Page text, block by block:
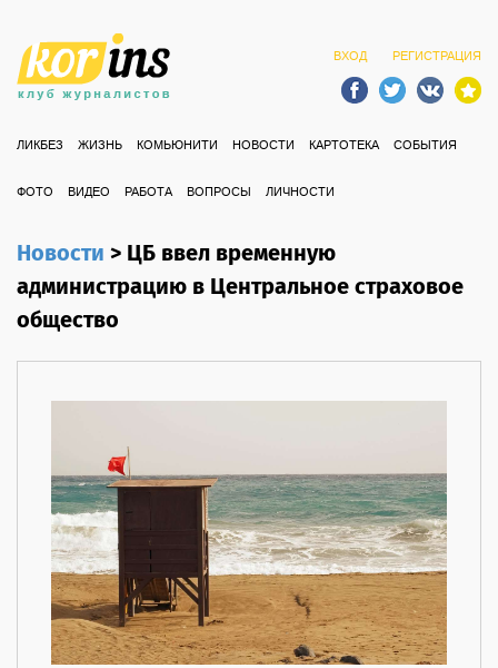
ВХОД РЕГИСТРАЦИЯ
ЛИКБЕЗ ЖИЗНЬ КОМЬЮНИТИ НОВОСТИ КАРТОТЕКА СОБЫТИЯ
ФОТО ВИДЕО РАБОТА ВОПРОСЫ ЛИЧНОСТИ
Новости>ЦБ ввел временную
администрацию в Центральное страховое
общество